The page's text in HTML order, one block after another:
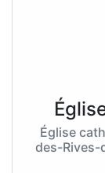
Église
des-Rives-